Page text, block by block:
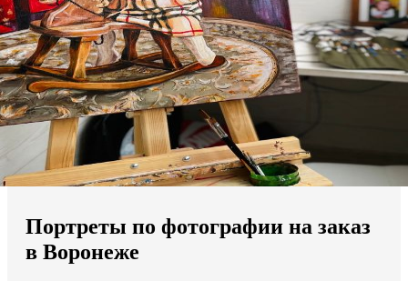
Мы доставляем по всему миру
Продолжить без города
Портреты по фотографии на заказ
в Воронеже